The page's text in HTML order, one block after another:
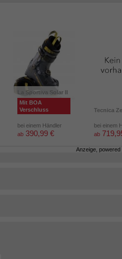
La Sportiva Solar II
Mit BOA
Verschluss
bei einem Händler
ab 390,99 €
Tecnica
bei einem
ab
Anzeige,